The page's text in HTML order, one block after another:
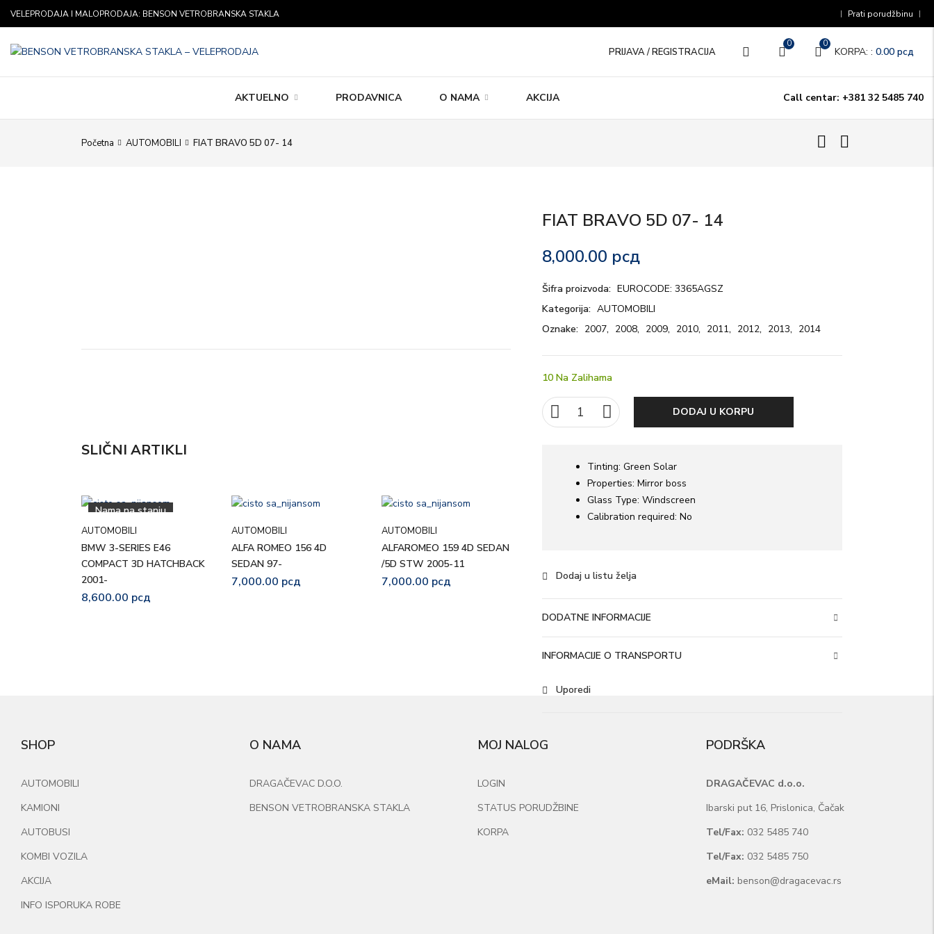
VELEPRODAJA I MALOPRODAJA: BENSON VETROBRANSKA STAKLA Prati porudžbinu
PRIJAVA / REGISTRACIJA
0 0
KORPA: : 0.00 рсд
AKTUELNO PRODAVNICA O NAMA AKCIJA Call centar: +381 32 5485 740
Početna AUTOMOBILI FIAT BRAVO 5D 07- 14
FIAT BRAVO 5D 07- 14
8,000.00 рсд
Šifra proizvoda: EUROCODE: 3365AGSZ
Kategorija: AUTOMOBILI
Oznake: 2007, 2008, 2009, 2010, 2011, 2012, 2013, 2014
10 Na Zalihama
DODAJ U KORPU
Tinting: Green Solar
Properties: Mirror boss
Glass Type: Windscreen
Calibration required: No
Dodaj u listu želja
DODATNE INFORMACIJE
INFORMACIJE O TRANSPORTU
Uporedi
SLIČNI ARTIKLI
Nama na stanju
AUTOMOBILI
BMW 3-SERIES E46
COMPACT 3D HATCHBACK
2001-
8,600.00 рсд
AUTOMOBILI
ALFA ROMEO 156 4D
SEDAN 97-
7,000.00 рсд
AUTOMOBILI
ALFAROMEO 159 4D SEDAN
/5D STW 2005-11
7,000.00 рсд
2001-
8,700.00рсд
SHOP
AUTOMOBILI
KAMIONI
AUTOBUSI
KOMBI VOZILA
AKCIJA
INFO ISPORUKA ROBE
O NAMA
DRAGAČEVAC D.O.O.
BENSON VETROBRANSKA STAKLA
MOJ NALOG
LOGIN
STATUS PORUDŽBINE
KORPA
PODRŠKA
DRAGAČEVAC d.o.o.
Ibarski put 16, Prislonica, Čačak
Tel/Fax: 032 5485 740
Tel/Fax: 032 5485 750
eMail: benson@dragacevac.rs